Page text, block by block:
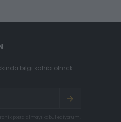
bilgi sahibi olmak
posta almayı kabul ediyorum.